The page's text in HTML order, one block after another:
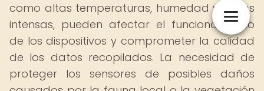
como altas temperaturas, humedad y lluvias
intensas, pueden afectar el funcionamiento
de los dispositivos y comprometer la calidad
de los datos recopilados. La necesidad de
proteger los sensores de posibles daños